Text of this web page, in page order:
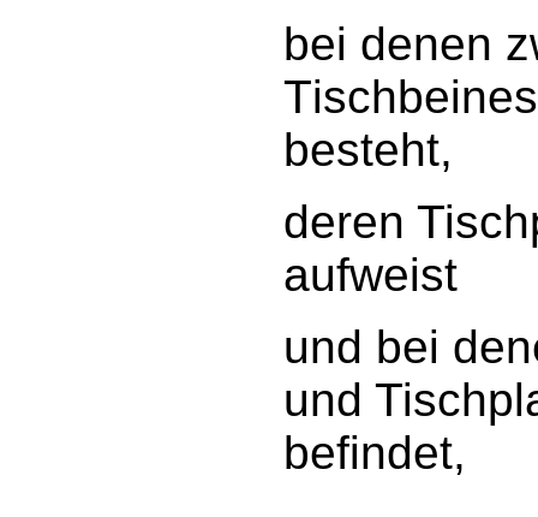
bei denen
besteht,
deren
aufweist
und bei
und
befindet,